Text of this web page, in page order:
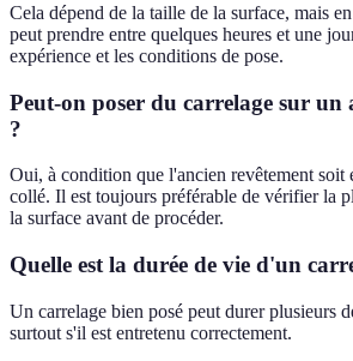
Cela dépend de la taille de la surface, mais
peut prendre entre quelques heures et une
expérience et les conditions de pose.
Peut-on poser du carrelage sur un
?
Oui, à condition que l'ancien revêtement soit
collé. Il est toujours préférable de vérifier la
la surface avant de procéder.
Quelle est la durée de vie d'un
Un carrelage bien posé peut durer plusieurs
surtout s'il est entretenu correctement.